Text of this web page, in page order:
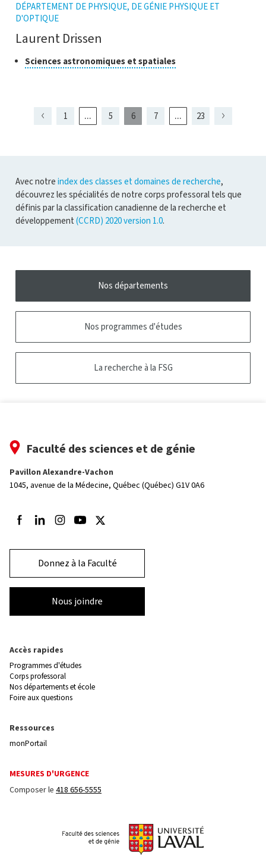
DÉPARTEMENT DE PHYSIQUE, DE GÉNIE PHYSIQUE ET
D'OPTIQUE
Laurent Drissen
Classe
Sciences astronomiques et spatialesCliquer
Page
Page
1 ...PagePage
5 Page
6
présentement
Page
7 ...PagePage
23
Page
Avec notre index des classes et domaines de recherche,
découvrez les spécialités de notre corps professoral tels que
définis par la classification canadienne de la recherche et
développement (CCRD) 2020 version 1.0.
Nos départements
Nos programmes d'études
La recherche à la FSG
Faculté des sciences et de génie
Pavillon Alexandre-Vachon
1045, avenue de la Médecine, Québec (Québec) G1V 0A6
Suivez-nous sur Facebook
Suivez-nous sur LinkedIn
Suivez-nous sur Instagram
Suivez-nous sur Youtube
Suivez-nous sur Twitter
Donnez à la Faculté
Nous joindre
Accès rapides
Programmes d'études
Corps professoral
Nos départements et école
Foire aux questions
Ressources
monPortail
MESURES D'URGENCE
Composer le 418 656-5555